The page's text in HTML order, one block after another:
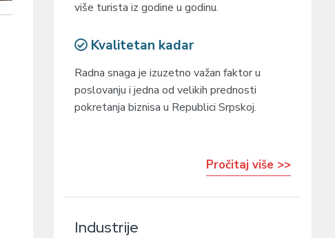
više turista iz godine u godinu.
Kvalitetan kadar
Radna snaga je izuzetno važan faktor u
poslovanju i jedna od velikih prednosti
pokretanja biznisa u Republici Srpskoj.
Pročitaj više >>
Industrije